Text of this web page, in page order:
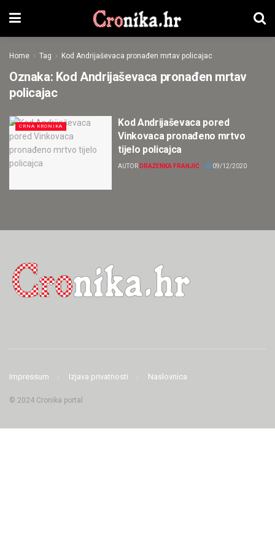
Home Tag Kod Andrijaševaca pronađen mrtav policajac
Oznaka: Kod Andrijaševaca pronađen mrtav
policajac
CRNA KRONIKA
Kod Andrijaševaca pored
Vinkovaca pronađeno mrtvo
tijelo policajca
AUTOR DRAŽENKA FRANJIĆ 09/12/2020
Impressum Izjava privatnosti Naslovnica
© 2024 Cronika portal